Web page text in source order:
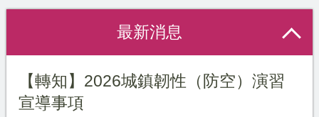
最新消息
【轉知】2026城鎮韌性（防空）演習
宣導事項